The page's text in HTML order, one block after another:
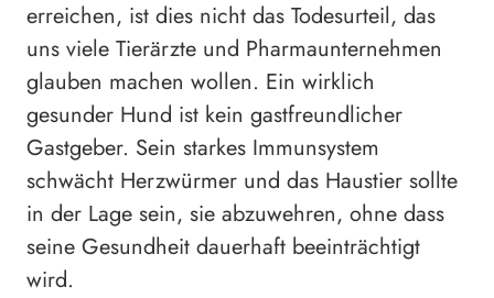
erreichen, ist dies nicht das Todesurteil, das
uns viele Tierärzte und Pharmaunternehmen
glauben machen wollen. Ein wirklich
gesunder Hund ist kein gastfreundlicher
Gastgeber. Sein starkes Immunsystem
schwächt Herzwürmer und das Haustier sollte
in der Lage sein, sie abzuwehren, ohne dass
seine Gesundheit dauerhaft beeinträchtigt
wird.